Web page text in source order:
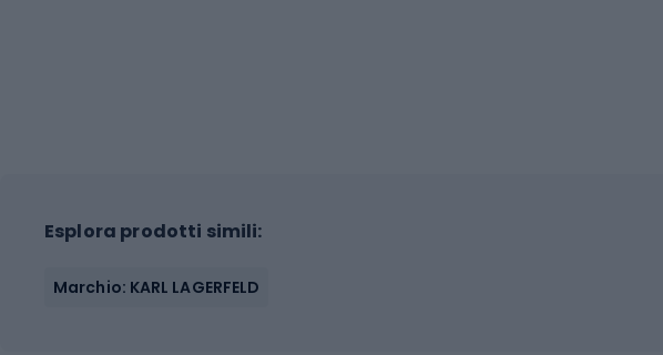
Esplora prodotti simili:
Marchio: KARL LAGERFELD